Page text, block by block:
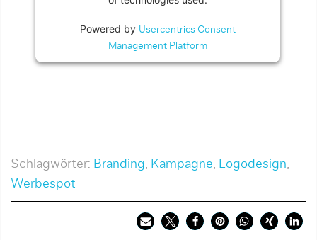
Powered by Usercentrics Consent
Management Platform
Schlagwörter: Branding, Kampagne, Logodesign,
Werbespot